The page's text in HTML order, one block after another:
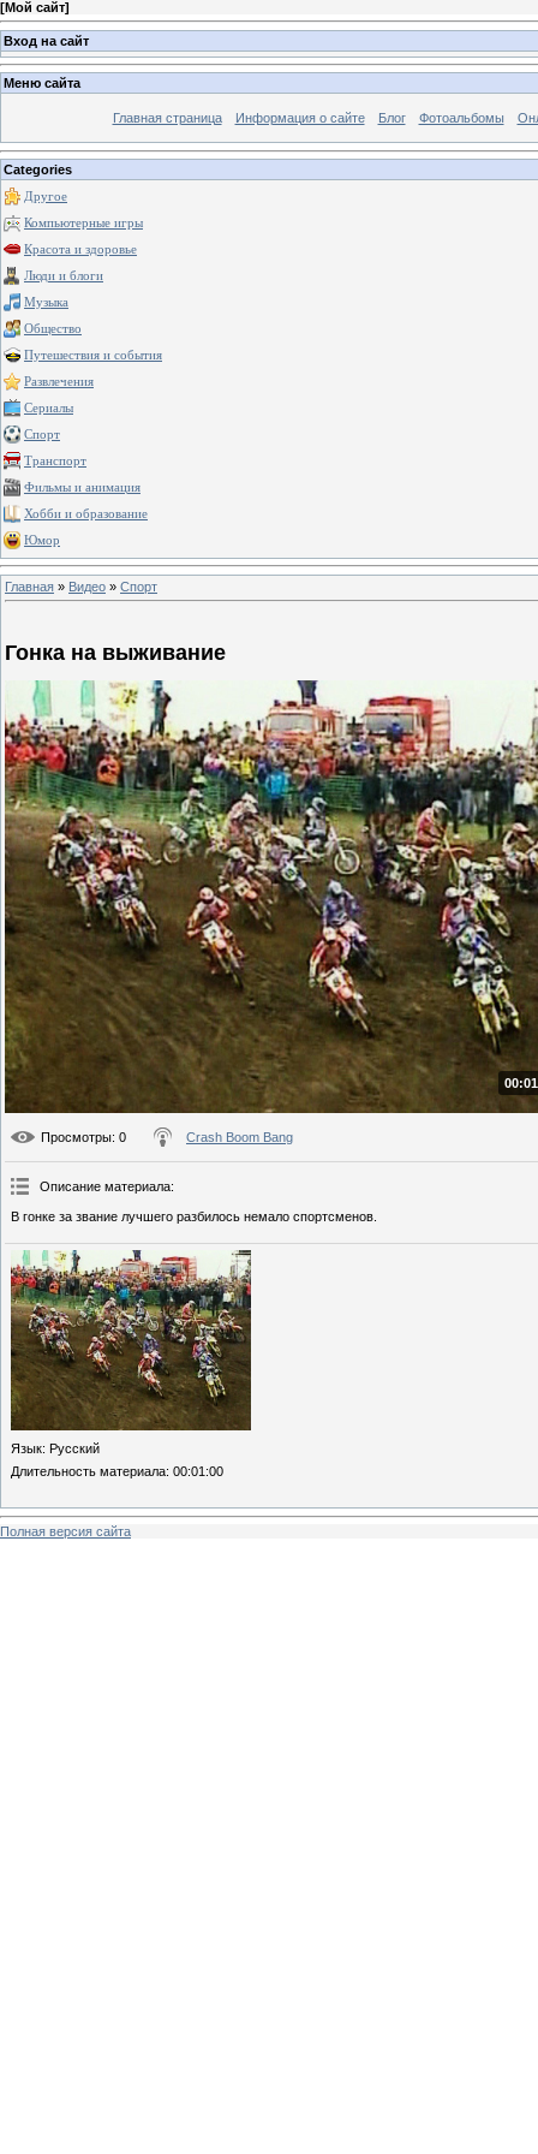
[Мой сайт]
Вход на сайт
Меню сайта
Главная страница Информация о сайте Блог Фотоальбомы
Categories
Другое
Компьютерные игры
Красота и здоровье
Люди и блоги
Музыка
Общество
Путешествия и события
Развлечения
Сериалы
Спорт
Транспорт
Фильмы и анимация
Хобби и образование
Юмор
Главная » Видео » Спорт
Гонка на выживание
Просмотры: 0 Crash Boom Bang
Описание материала:
В гонке за звание лучшего разбилось немало спортсменов.
Язык: Русский
Длительность материала: 00:01:00
Полная версия сайта